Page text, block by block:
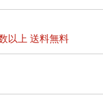
以上 送料無料